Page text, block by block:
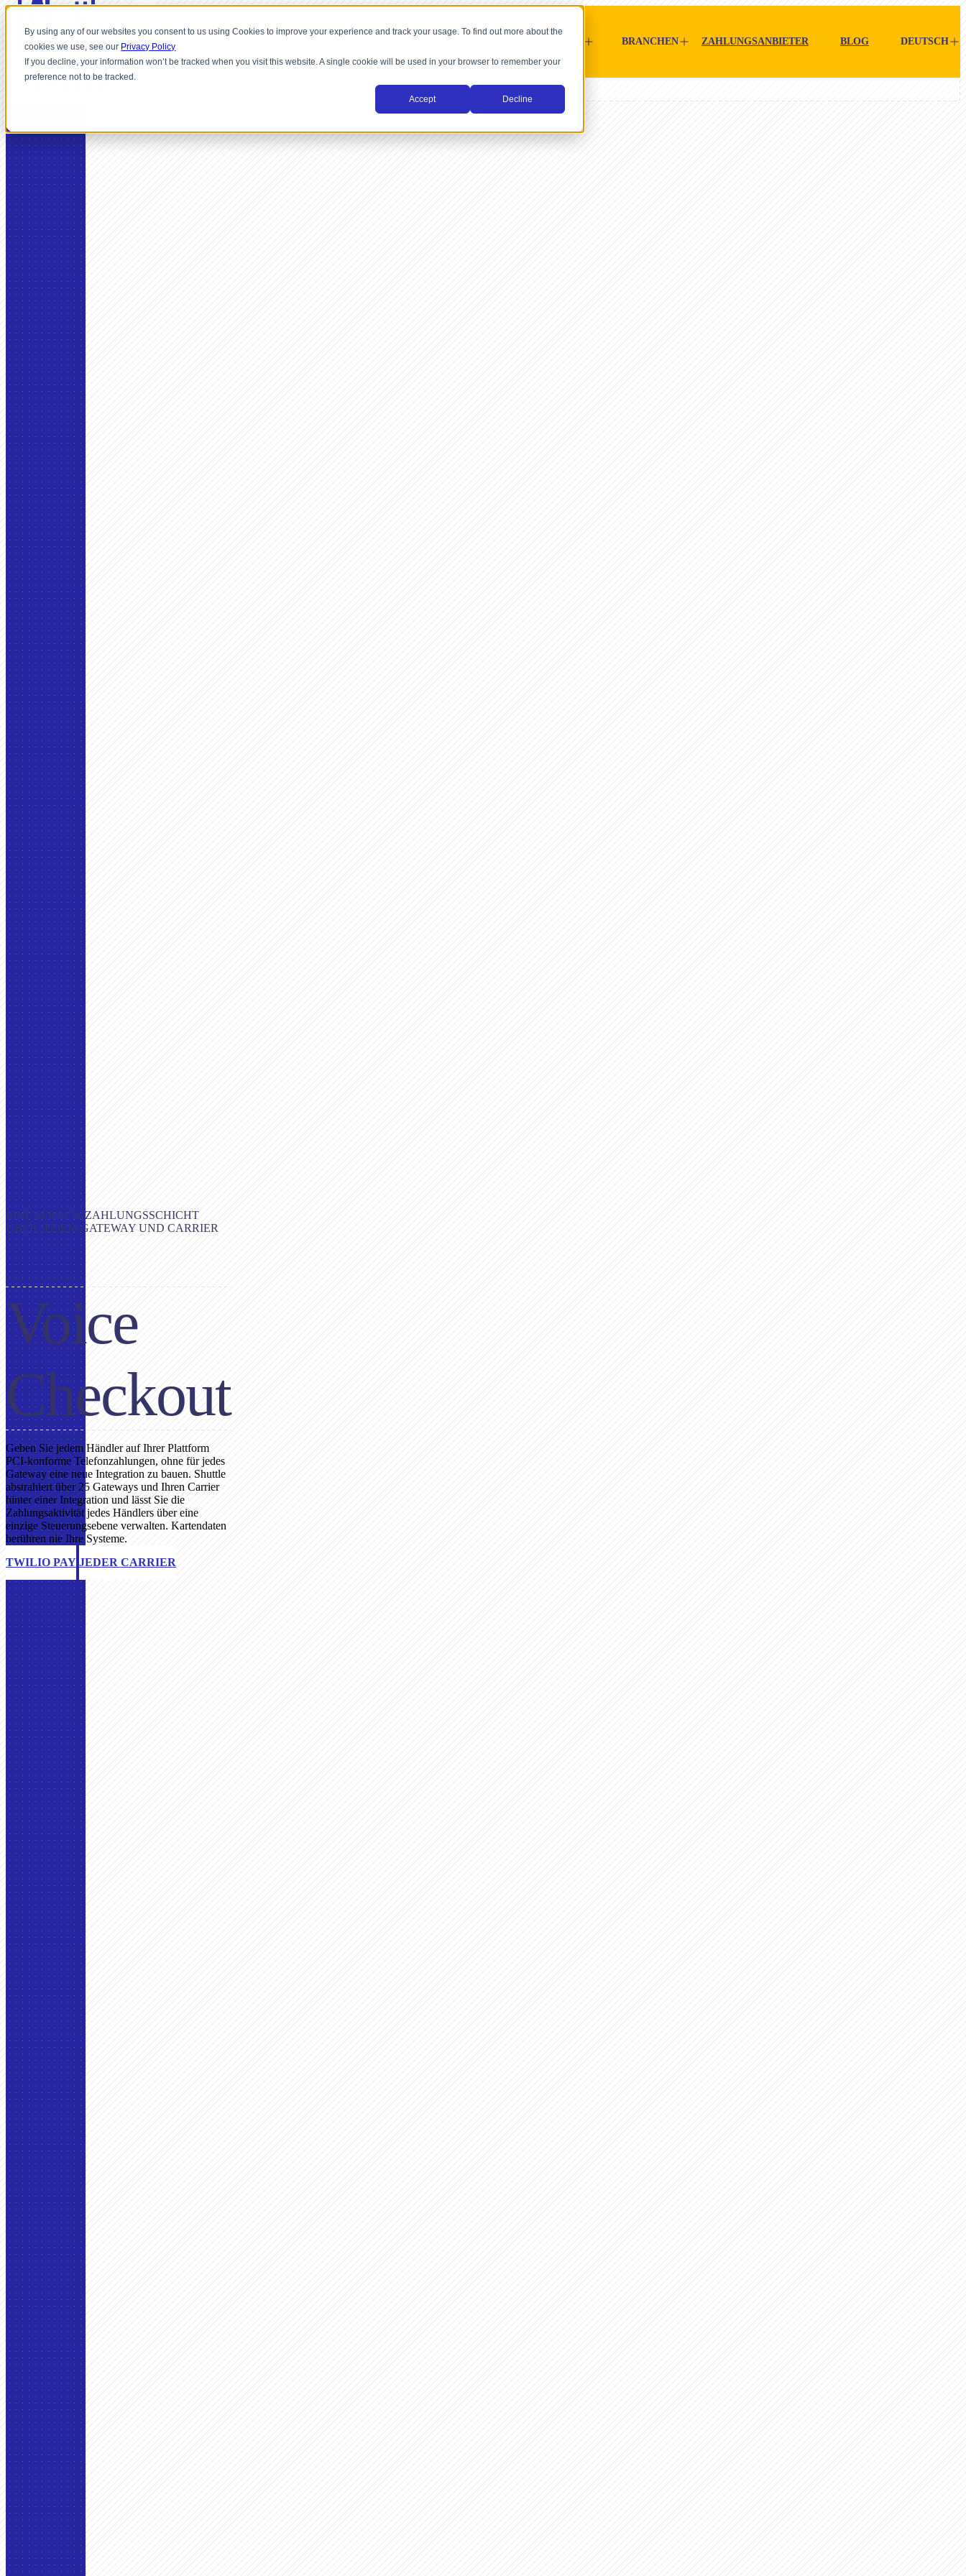
By using any of our websites you consent to us using Cookies to improve your experience and track your usage. To find out more about the
cookies we use, see our Privacy Policy
If you decline, your information won’t be tracked when you visit this website. A single cookie will be used in your browser to remember your
preference not to be tracked.
Accept Decline
BRANCHEN ZAHLUNGSANBIETER BLOG DEUTSCH
Voice
Checkout
EINE SPRACH-ZAHLUNGSSCHICHT
ÜBER JEDEM GATEWAY UND CARRIER
Geben Sie jedem Händler auf Ihrer Plattform
PCI-konforme Telefonzahlungen, ohne für jedes
Gateway eine neue Integration zu bauen. Shuttle
abstrahiert über 25 Gateways und Ihren Carrier
hinter einer Integration und lässt Sie die
Zahlungsaktivität jedes Händlers über eine
einzige Steuerungsebene verwalten. Kartendaten
berühren nie Ihre Systeme.
TWILIO PAY JEDER CARRIER